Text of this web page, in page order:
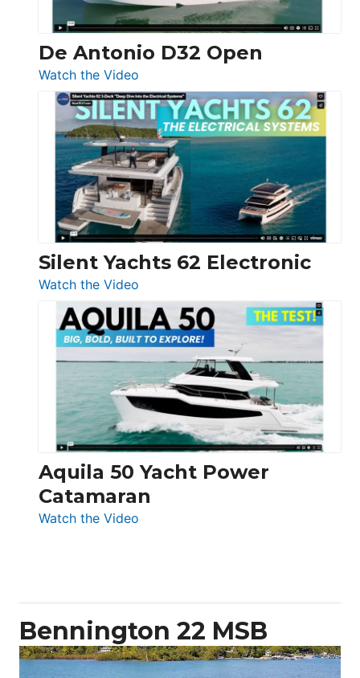
De Antonio D32 Open
Watch the Video
De
Antonio
D32
Open
Silent Yachts 62 Electronic
Watch the Video
Silent
Yachts
62
Electronic
Aquila 50 Yacht Power
Catamaran
Watch the Video
Bennington 22 MSB